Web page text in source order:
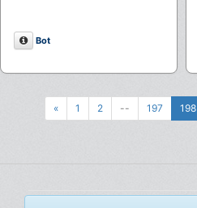
Описание
Bot
« 1 2 -- 197 198